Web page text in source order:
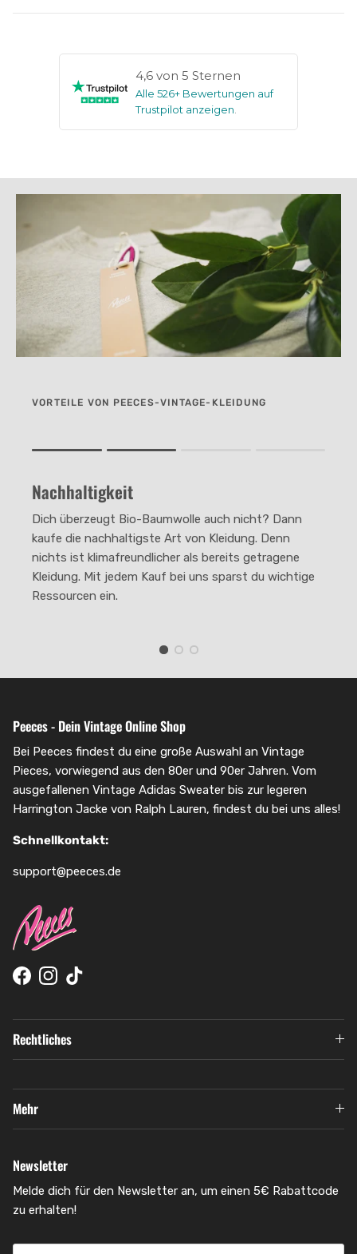
4,6 von 5 Sternen
Alle 526+ Bewertungen auf
Trustpilot anzeigen
VORTEILE VON PEECES-VINTAGE-KLEIDUNG
The rating of this product for "" is 2.
Nachhaltigkeit
Dich überzeugt Bio-Baumwolle auch nicht? Dann
kaufe die nachhaltigste Art von Kleidung. Denn
nichts ist klimafreundlicher als bereits getragene
Kleidung. Mit jedem Kauf bei uns sparst du wichtige
Ressourcen ein.
Peeces - Dein Vintage Online Shop
Bei Peeces findest du eine große Auswahl an Vintage
Pieces, vorwiegend aus den 80er und 90er Jahren. Vom
ausgefallenen Vintage Adidas Sweater bis zur legeren
Harrington Jacke von Ralph Lauren, findest du bei uns alles!
Schnellkontakt:
support@peeces.de
Facebook
Instagram
TikTok
Rechtliches
Mehr
Newsletter
Melde dich für den Newsletter an, um einen 5€ Rabattcode
zu erhalten!